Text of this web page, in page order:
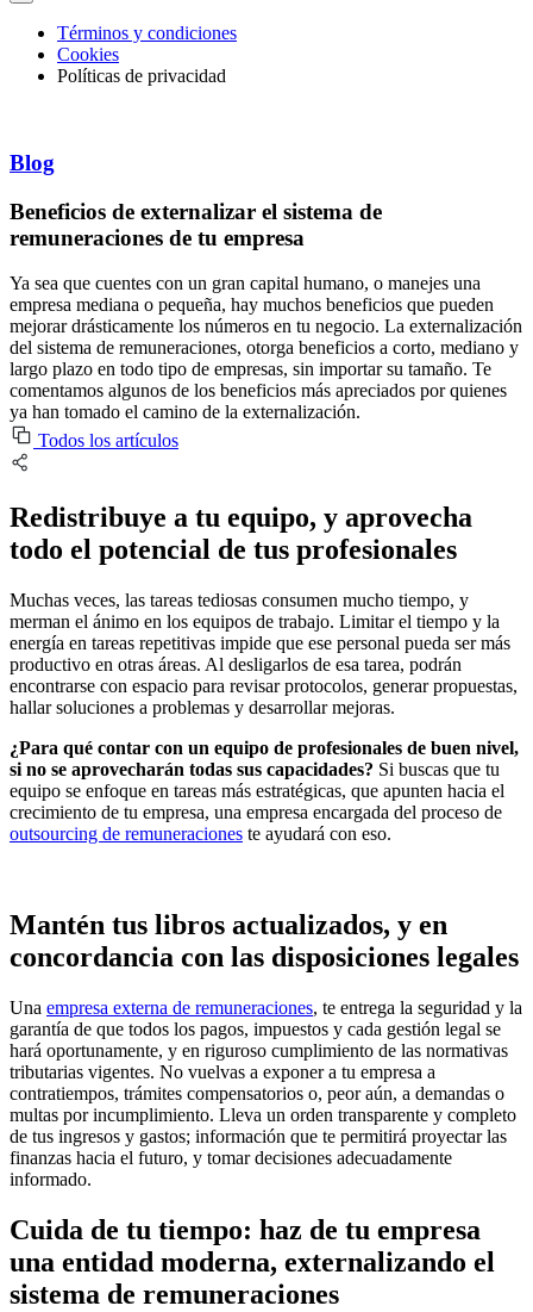
Términos y condiciones
Cookies
Políticas de privacidad
Blog
Beneficios de externalizar el sistema de
remuneraciones de tu empresa
Ya sea que cuentes con un gran capital humano, o manejes una
empresa mediana o pequeña, hay muchos beneficios que pueden
mejorar drásticamente los números en tu negocio. La externalización
del sistema de remuneraciones, otorga beneficios a corto, mediano y
largo plazo en todo tipo de empresas, sin importar su tamaño. Te
comentamos algunos de los beneficios más apreciados por quienes
ya han tomado el camino de la externalización.
Todos los artículos
Redistribuye a tu equipo, y aprovecha
todo el potencial de tus profesionales
Muchas veces, las tareas tediosas consumen mucho tiempo, y
merman el ánimo en los equipos de trabajo. Limitar el tiempo y la
energía en tareas repetitivas impide que ese personal pueda ser más
productivo en otras áreas. Al desligarlos de esa tarea, podrán
encontrarse con espacio para revisar protocolos, generar propuestas,
hallar soluciones a problemas y desarrollar mejoras.
¿Para qué contar con un equipo de profesionales de buen nivel,
si no se aprovecharán todas sus capacidades? Si buscas que tu
equipo se enfoque en tareas más estratégicas, que apunten hacia el
crecimiento de tu empresa, una empresa encargada del proceso de
outsourcing de remuneraciones te ayudará con eso.
Mantén tus libros actualizados, y en
concordancia con las disposiciones legales
Una empresa externa de remuneraciones, te entrega la seguridad y la
garantía de que todos los pagos, impuestos y cada gestión legal se
hará oportunamente, y en riguroso cumplimiento de las normativas
tributarias vigentes. No vuelvas a exponer a tu empresa a
contratiempos, trámites compensatorios o, peor aún, a demandas o
multas por incumplimiento. Lleva un orden transparente y completo
de tus ingresos y gastos; información que te permitirá proyectar las
finanzas hacia el futuro, y tomar decisiones adecuadamente
informado.
Cuida de tu tiempo: haz de tu empresa
una entidad moderna, externalizando el
sistema de remuneraciones